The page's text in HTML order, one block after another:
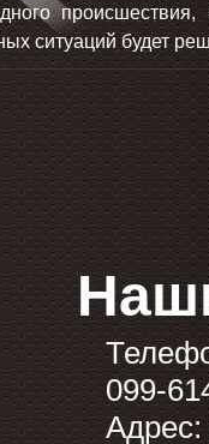
ситуаций будет
099-
Адрес: